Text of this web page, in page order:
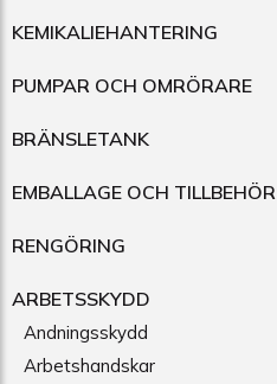
KEMIKALIEHANTERING
PUMPAR OCH OMRÖRARE
BRÄNSLETANK
EMBALLAGE OCH TILLBEHÖR
RENGÖRING
ARBETSSKYDD
Andningsskydd
Arbetshandskar